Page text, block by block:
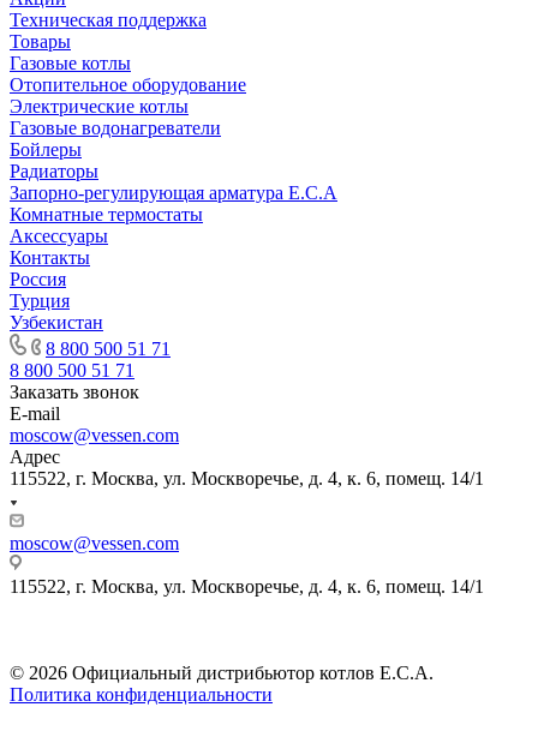
Техническая поддержка
Товары
Газовые котлы
Отопительное оборудование
Электрические котлы
Газовые водонагреватели
Бойлеры
Радиаторы
Запорно-регулирующая арматура E.C.A
Комнатные термостаты
Аксессуары
Контакты
Россия
Турция
Узбекистан
8 800 500 51 71
8 800 500 51 71
Заказать звонок
E-mail
moscow@vessen.com
Адрес
115522, г. Москва, ул. Москворечье, д. 4, к. 6, помещ. 14/1
moscow@vessen.com
115522, г. Москва, ул. Москворечье, д. 4, к. 6, помещ. 14/1
© 2026 Официальный дистрибьютор котлов E.C.A.
Политика конфиденциальности